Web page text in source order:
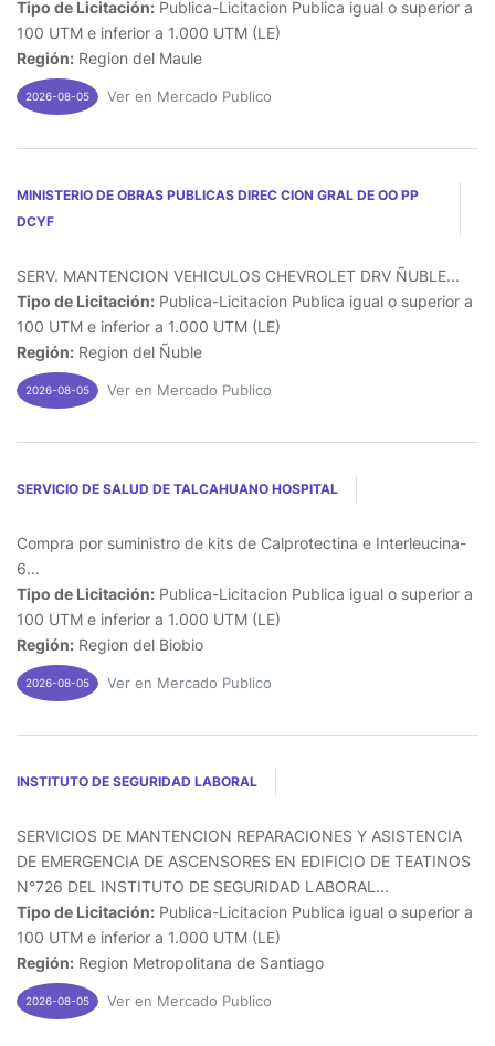
Tipo de Licitación: Publica-Licitacion Publica igual o superior a
100 UTM e inferior a 1.000 UTM (LE)
Región: Region del Maule
2026-08-05 Ver en Mercado Publico
MINISTERIO DE OBRAS PUBLICAS DIREC CION GRAL DE OO PP
DCYF
SERV. MANTENCION VEHICULOS CHEVROLET DRV ÑUBLE...
Tipo de Licitación: Publica-Licitacion Publica igual o superior a
100 UTM e inferior a 1.000 UTM (LE)
Región: Region del Ñuble
2026-08-05 Ver en Mercado Publico
SERVICIO DE SALUD DE TALCAHUANO HOSPITAL
Compra por suministro de kits de Calprotectina e Interleucina-
6...
Tipo de Licitación: Publica-Licitacion Publica igual o superior a
100 UTM e inferior a 1.000 UTM (LE)
Región: Region del Biobio
2026-08-05 Ver en Mercado Publico
INSTITUTO DE SEGURIDAD LABORAL
SERVICIOS DE MANTENCION REPARACIONES Y ASISTENCIA
DE EMERGENCIA DE ASCENSORES EN EDIFICIO DE TEATINOS
N°726 DEL INSTITUTO DE SEGURIDAD LABORAL...
Tipo de Licitación: Publica-Licitacion Publica igual o superior a
100 UTM e inferior a 1.000 UTM (LE)
Región: Region Metropolitana de Santiago
2026-08-05 Ver en Mercado Publico